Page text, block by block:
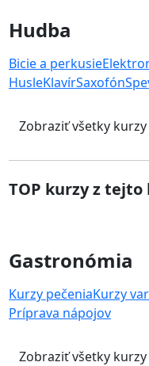
Hudba
Bicie a perkusie
HusleKlavírSaxofón
Zobraziť všetky kurzy
TOP kurzy z
Gastronómia
Kurzy pečeniaKurzy
Príprava nápojov
Zobraziť všetky kurzy